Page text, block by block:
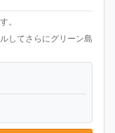
。
してさらにグリーン島